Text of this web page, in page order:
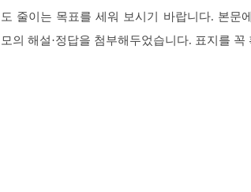
도 줄이는 목표를 세워 보시기 바랍니다. 본문
모의 해설·정답을 첨부해두었습니다. 표지를 꼭